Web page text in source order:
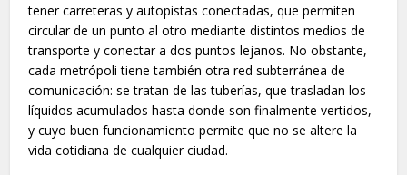
tener carreteras y autopistas conectadas, que permiten
circular de un punto al otro mediante distintos medios de
transporte y conectar a dos puntos lejanos. No obstante,
cada metrópoli tiene también otra red subterránea de
comunicación: se tratan de las tuberías, que trasladan los
líquidos acumulados hasta donde son finalmente vertidos,
y cuyo buen funcionamiento permite que no se altere la
vida cotidiana de cualquier ciudad.